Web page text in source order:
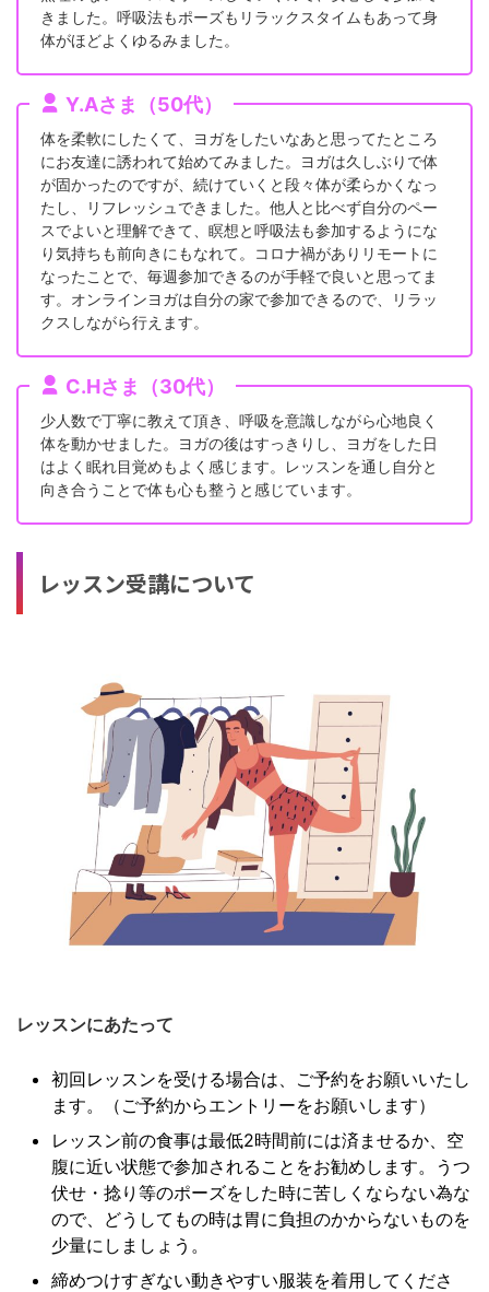
きました。呼吸法もポーズもリラックスタイムもあって身
体がほどよくゆるみました。
Y.Aさま（50代）
体を柔軟にしたくて、ヨガをしたいなあと思ってたところ
にお友達に誘われて始めてみました。ヨガは久しぶりで体
が固かったのですが、続けていくと段々体が柔らかくなっ
たし、リフレッシュできました。他人と比べず自分のペー
スでよいと理解できて、瞑想と呼吸法も参加するようにな
り気持ちも前向きにもなれて。コロナ禍がありリモートに
なったことで、毎週参加できるのが手軽で良いと思ってま
す。オンラインヨガは自分の家で参加できるので、リラッ
クスしながら行えます。
C.Hさま（30代）
少人数で丁寧に教えて頂き、呼吸を意識しながら心地良く
体を動かせました。ヨガの後はすっきりし、ヨガをした日
はよく眠れ目覚めもよく感じます。レッスンを通し自分と
向き合うことで体も心も整うと感じています。
レッスン受講について
レッスンにあたって
初回レッスンを受ける場合は、ご予約をお願いいたし
ます。（ご予約からエントリーをお願いします）
レッスン前の食事は最低2時間前には済ませるか、空
腹に近い状態で参加されることをお勧めします。うつ
伏せ・捻り等のポーズをした時に苦しくならない為な
ので、どうしてもの時は胃に負担のかからないものを
少量にしましょう。
締めつけすぎない動きやすい服装を着用してくださ